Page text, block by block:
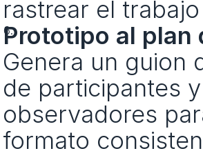
rastrear el
Prototipo al plan
Genera un guion
de participantes
observadores
formato